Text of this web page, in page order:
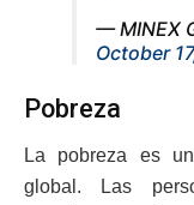
— MINEX
October
Pobreza
La pobreza es
global. Las